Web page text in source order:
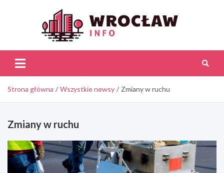
Strona główna Wszystkie newsy Zmiany w ruchu
Zmiany w ruchu